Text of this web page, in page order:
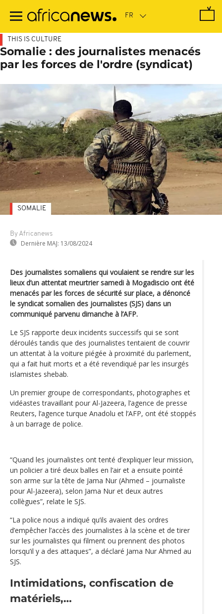
contenu
THIS IS CULTURE
Somalie : des journalistes menacés
par les forces de l'ordre (syndicat)
By Africanews
Dernière MAJ: 13/08/2024
SOMALIE
Des journalistes somaliens qui voulaient se rendre sur les
lieux d’un attentat meurtrier samedi à Mogadiscio ont été
menacés par les forces de sécurité sur place, a dénoncé
le syndicat somalien des journalistes (SJS) dans un
communiqué parvenu dimanche à l’AFP.
Le SJS rapporte deux incidents successifs qui se sont
déroulés tandis que des journalistes tentaient de couvrir
un attentat à la voiture piégée à proximité du parlement,
qui a fait huit morts et a été revendiqué par les insurgés
islamistes shebab.
Un premier groupe de correspondants, photographes et
vidéastes travaillant pour Al-Jazeera, l’agence de presse
Reuters, l’agence turque Anadolu et l’AFP, ont été stoppés
à un barrage de police.
“Quand les journalistes ont tenté d’expliquer leur mission,
un policier a tiré deux balles en l’air et a ensuite pointé
son arme sur la tête de Jama Nur (Ahmed – journaliste
pour Al-Jazeera), selon Jama Nur et deux autres
collègues”, relate le SJS.
“La police nous a indiqué qu’ils avaient des ordres
d’empêcher l’accès des journalistes à la scène et de tirer
sur les journalistes qui filment ou prennent des photos
lorsqu’il y a des attaques”, a déclaré Jama Nur Ahmed au
SJS.
Intimidations, confiscation de
matériels,…